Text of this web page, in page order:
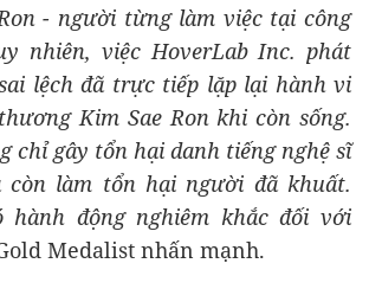
- người từng làm việc tại công
nhiên, việc HoverLab Inc. phát
lệch đã trực tiếp lặp lại hành vi
Kim Sae Ron khi còn sống.
chỉ gây tổn hại danh tiếng nghệ sĩ
còn làm tổn hại người đã khuất.
hành động nghiêm khắc đối với
Medalist nhấn mạnh.